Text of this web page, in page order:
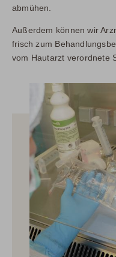
abmühen.
Außerdem können wir
frisch zum
vom Hautarzt verordnete